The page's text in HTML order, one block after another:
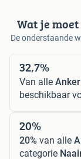
Wat je
De onderstaande
32,7%
Van alle
beschikbaar
20%
20% van alle
categorie